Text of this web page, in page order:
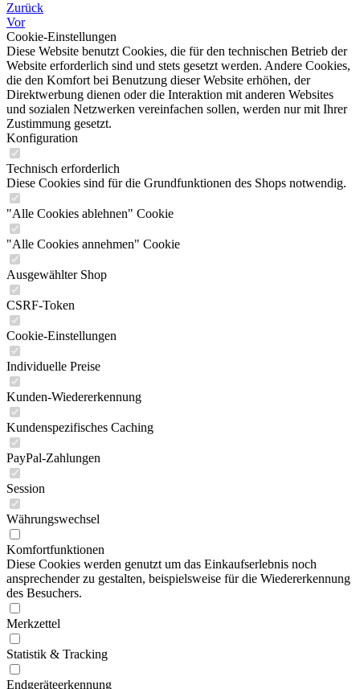
Zurück
Vor
Cookie-Einstellungen
Diese Website benutzt Cookies, die für den technischen Betrieb der
Website erforderlich sind und stets gesetzt werden. Andere Cookies,
die den Komfort bei Benutzung dieser Website erhöhen, der
Direktwerbung dienen oder die Interaktion mit anderen Websites
und sozialen Netzwerken vereinfachen sollen, werden nur mit Ihrer
Zustimmung gesetzt.
Konfiguration
Technisch erforderlich
Diese Cookies sind für die Grundfunktionen des Shops notwendig.
"Alle Cookies ablehnen" Cookie
"Alle Cookies annehmen" Cookie
Ausgewählter Shop
CSRF-Token
Cookie-Einstellungen
Individuelle Preise
Kunden-Wiedererkennung
Kundenspezifisches Caching
PayPal-Zahlungen
Session
Währungswechsel
Komfortfunktionen
Diese Cookies werden genutzt um das Einkaufserlebnis noch
ansprechender zu gestalten, beispielsweise für die Wiedererkennung
des Besuchers.
Merkzettel
Statistik & Tracking
Endgeräteerkennung